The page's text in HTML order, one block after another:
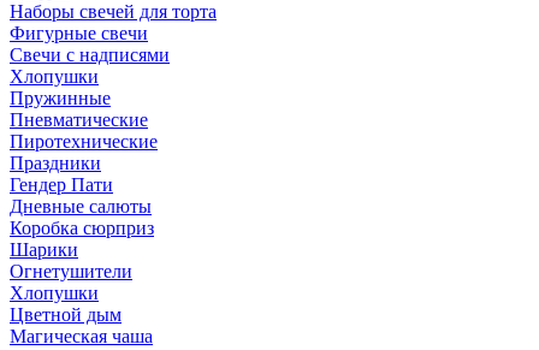
Наборы свечей для торта
Фигурные свечи
Свечи с надписями
Хлопушки
Пружинные
Пневматические
Пиротехнические
Праздники
Гендер Пати
Дневные салюты
Коробка сюрприз
Шарики
Огнетушители
Хлопушки
Цветной дым
Магическая чаша